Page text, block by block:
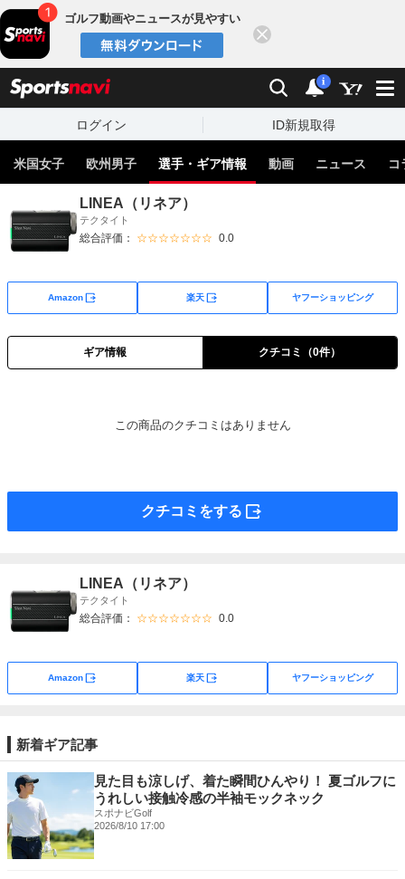
ゴルフ動画やニュースが見やすい
検索 通知
i
ログイン ID新規取得
米国女子 欧州男子 選手・ギア情報 動画 ニュース コ
LINEA（リネア）
テクタイト
総合評価： ☆☆☆☆☆☆☆ 0.0
Amazon 楽天 ヤフーショッピング
ギア情報 クチコミ（0件）
この商品のクチコミはありません
クチコミをする
LINEA（リネア）
テクタイト
総合評価： ☆☆☆☆☆☆☆ 0.0
Amazon 楽天 ヤフーショッピング
新着ギア記事
見た目も涼しげ、着た瞬間ひんやり！ 夏ゴルフに
うれしい接触冷感の半袖モックネック
スポナビGolf
2026/8/10 17:00